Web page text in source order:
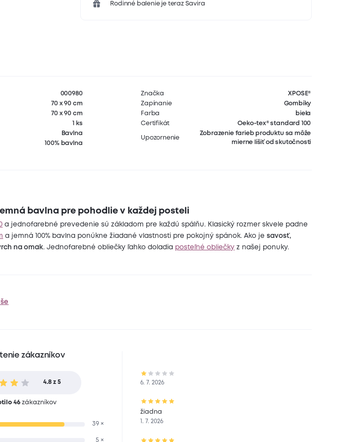
Rodinné balenie je teraz Savira
000980
70 x 90 cm
70 x 90 cm
1 ks
Bavlna
100% bavlna
Značka
XPOSE®
Zapínanie
Gombíky
Farba
biela
Certifikát
Oeko-tex® standard 100
Upozornenie
Zobrazenie farieb produktu sa môže
mierne líšiť od skutočnosti
bavlna pre pohodlie v každej posteli
a jednofarebné prevedenie sú základom pre každú spálňu. Klasický rozmer skvele padne
a jemná 100% bavlna ponúkne žiadané vlastnosti pre pokojný spánok. Ako jesavosť,
na omak. Jednofarebné obliečky ľahko doladia posteľné obliečky z našej ponuky.
zákazníkov
4.8 z 5
46 zákazníkov
39 ×
5 ×
6. 7. 2026
žiadna
1. 7. 2026